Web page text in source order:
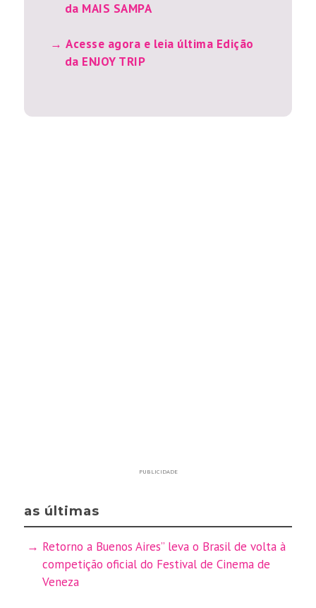
da MAIS SAMPA
Acesse agora e leia última Edição
da ENJOY TRIP
PUBLICIDADE
as últimas
Retorno a Buenos Aires” leva o Brasil de volta à
competição oficial do Festival de Cinema de
Veneza